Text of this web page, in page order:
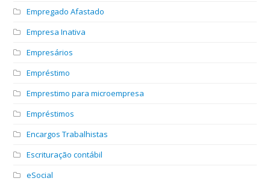
Empregado Afastado
Empresa Inativa
Empresários
Empréstimo
Emprestimo para microempresa
Empréstimos
Encargos Trabalhistas
Escrituração contábil
eSocial